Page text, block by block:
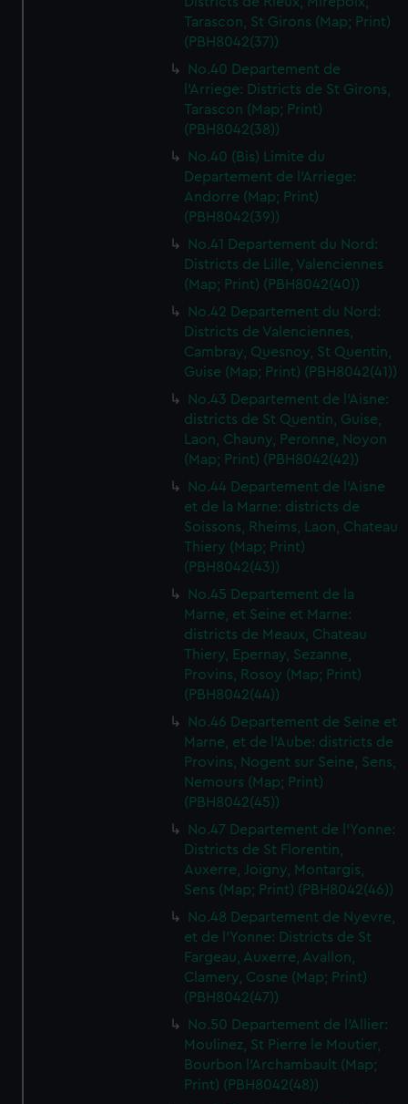
Tarascon, St Girons (Map; Print)
(PBH8042(37))
No.40 Departement de
l'Arriege: Districts de St Girons,
Tarascon (Map; Print)
(PBH8042(38))
No.40 (Bis) Limite du
Departement de l'Arriege:
Andorre (Map; Print)
(PBH8042(39))
No.41 Departement du Nord:
Districts de Lille, Valenciennes
(Map; Print) (PBH8042(40))
No.42 Departement du Nord:
Districts de Valenciennes,
Cambray, Quesnoy, St Quentin,
Guise (Map; Print) (PBH8042(41))
No.43 Departement de l'Aisne:
districts de St Quentin, Guise,
Laon, Chauny, Peronne, Noyon
(Map; Print) (PBH8042(42))
No.44 Departement de l'Aisne
et de la Marne: districts de
Soissons, Rheims, Laon, Chateau
Thiery (Map; Print)
(PBH8042(43))
No.45 Departement de la
Marne, et Seine et Marne:
districts de Meaux, Chateau
Thiery, Epernay, Sezanne,
Provins, Rosoy (Map; Print)
(PBH8042(44))
No.46 Departement de Seine et
Marne, et de l'Aube: districts de
Provins, Nogent sur Seine, Sens,
Nemours (Map; Print)
(PBH8042(45))
No.47 Departement de l'Yonne:
Districts de St Florentin,
Auxerre, Joigny, Montargis,
Sens (Map; Print) (PBH8042(46))
No.48 Departement de Nyevre,
et de l'Yonne: Districts de St
Fargeau, Auxerre, Avallon,
Clamery, Cosne (Map; Print)
(PBH8042(47))
No.50 Departement de l'Allier:
Moulinez, St Pierre le Moutier,
Bourbon l'Archambault (Map;
Print) (PBH8042(48))